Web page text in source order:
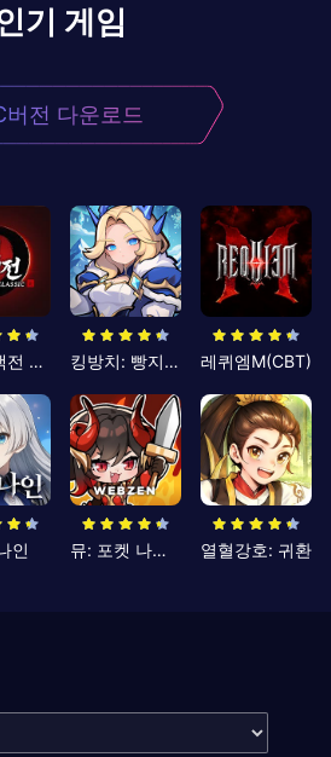
기 게임
버전 다운로드
조선협객전 클래식 킹방치: 빵지의 제왕 레퀴엠M(CBT)
인 뮤: 포켓 나이츠 열혈강호: 귀환